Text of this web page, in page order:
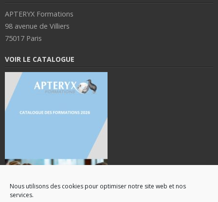
Nous utilisons des cookies pour optimiser notre site web et nos
services.
APTERYX Formations
98 avenue de Villiers
75017 Paris
VOIR LE CATALOGUE